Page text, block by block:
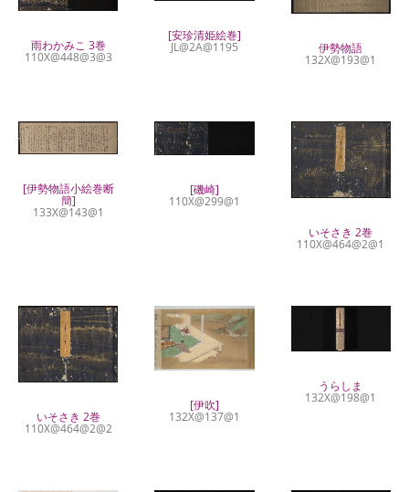
雨わかみこ 3巻
110X@448@3@3
[安珍清姫絵巻]
JL@2A@1195 伊勢物語
132X@193@1
[伊勢物語小絵巻断
簡]
133X@143@1
[磯崎]
110X@299@1
いそさき 2巻
110X@464@2@1
いそさき 2巻
110X@464@2@2
[伊吹]
132X@137@1
うらしま
132X@198@1